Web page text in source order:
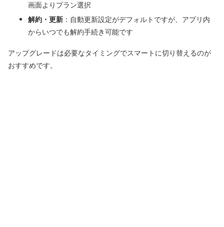
画面よりプラン選択
解約・更新 ：自動更新設定がデフォルトですが、アプリ内
からいつでも解約手続き可能です
アップグレードは必要なタイミングでスマートに切り替えるのが
おすすめです。